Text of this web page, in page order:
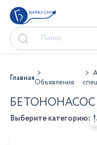
БИРЖА СНГ
ГлавнаяОбъявления
Выберите категорию: